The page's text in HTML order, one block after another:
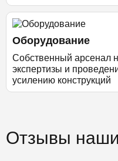
Оборудование
Собственный арсенал
экспертизы и
усилению конструкций
Отзывы